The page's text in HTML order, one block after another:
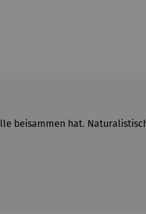
beisammen hat.